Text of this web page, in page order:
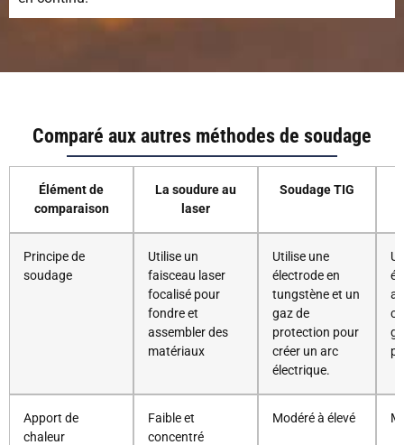
Comparé aux autres méthodes de soudage
Élément de
comparaison
La soudure au
laser
Soudage TIG
Principe de
soudage
Utilise un
faisceau laser
focalisé pour
fondre et
assembler des
matériaux
Utilise une
électrode en
tungstène et un
gaz de
protection pour
créer un arc
électrique.
Apport de
chaleur
Faible et
concentré
Modéré à élevé